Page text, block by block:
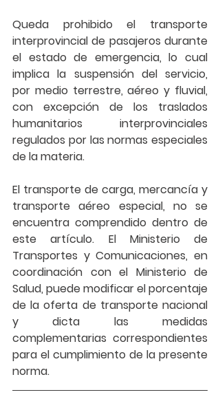
Queda prohibido el transporte
interprovincial de pasajeros durante
el estado de emergencia, lo cual
implica la suspensión del servicio,
por medio terrestre, aéreo y fluvial,
con excepción de los traslados
humanitarios interprovinciales
regulados por las normas especiales
de la materia.
El transporte de carga, mercancía y
transporte aéreo especial, no se
encuentra comprendido dentro de
este artículo. El Ministerio de
Transportes y Comunicaciones, en
coordinación con el Ministerio de
Salud, puede modificar el porcentaje
de la oferta de transporte nacional
y dicta las medidas
complementarias correspondientes
para el cumplimiento de la presente
norma.